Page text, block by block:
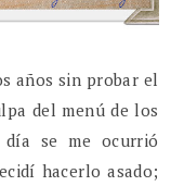
años sin probar el
del menú de los
se me ocurrió
hacerlo asado;